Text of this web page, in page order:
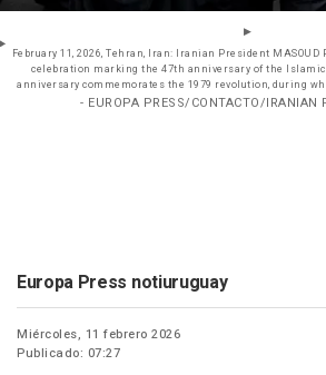
February 11, 2026, Tehran, Iran: Iranian President MASOUD
celebration marking the 47th anniversary of the
anniversary commemorates the 1979 revolution, during
- EUROPA PRESS/CONTACTO/IRANIAN
Europa Press notiuruguay
Miércoles, 11 febrero 2026
Publicado: 07:27